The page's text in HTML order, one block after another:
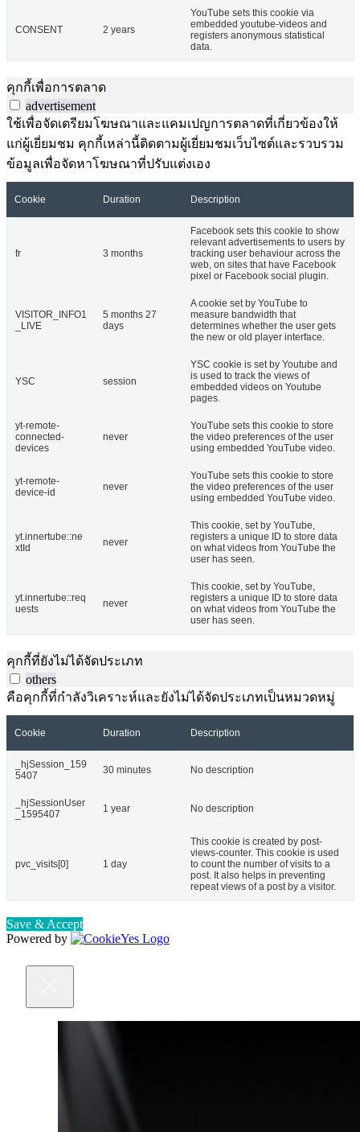
CONSENT 2 years
YouTube sets this cookie via
embedded youtube-videos and
registers anonymous statistical
data.
คุกกี้เพื่อการตลาด
advertisement
ใช้เพื่อจัดเตรียมโฆษณาและแคมเปญการตลาดที่เกี่ยวข้องให้
แก่ผู้เยี่ยมชม คุกกี้เหล่านี้ติดตามผู้เยี่ยมชมเว็บไซต์และรวบรวม
ข้อมูลเพื่อจัดหาโฆษณาที่ปรับแต่งเอง
Cookie Duration Description
fr 3 months
Facebook sets this cookie to show
relevant advertisements to users by
tracking user behaviour across the
web, on sites that have Facebook
pixel or Facebook social plugin.
VISITOR_INFO1
_LIVE
5 months 27
days
A cookie set by YouTube to
measure bandwidth that
determines whether the user gets
the new or old player interface.
YSC session
YSC cookie is set by Youtube and
is used to track the views of
embedded videos on Youtube
pages.
yt-remote-
connected-
devices
never
YouTube sets this cookie to store
the video preferences of the user
using embedded YouTube video.
yt-remote-
device-id
never
YouTube sets this cookie to store
the video preferences of the user
using embedded YouTube video.
yt.innertube::ne
xtId
never
This cookie, set by YouTube,
registers a unique ID to store data
on what videos from YouTube the
user has seen.
yt.innertube::req
uests
never
This cookie, set by YouTube,
registers a unique ID to store data
on what videos from YouTube the
user has seen.
คุกกี้ที่ยังไม่ได้จัดประเภท
others
คือคุกกี้ที่กำลังวิเคราะห์และยังไม่ได้จัดประเภทเป็นหมวดหมู่
Cookie Duration Description
_hjSession_159
5407
30 minutes No description
_hjSessionUser
_1595407
1 year No description
pvc_visits[0] 1 day
This cookie is created by post-
views-counter. This cookie is used
to count the number of visits to a
post. It also helps in preventing
repeat views of a post by a visitor.
Save & Accept
Powered by